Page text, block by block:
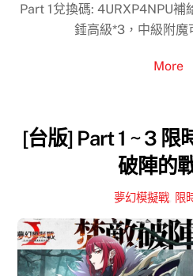
Part 1兌換碼: 4URXP4NPU補
錘高級*3，中級附魔
More
[台版] Part 1 ~ 3 限
破陣的
夢幻模擬戰, 限